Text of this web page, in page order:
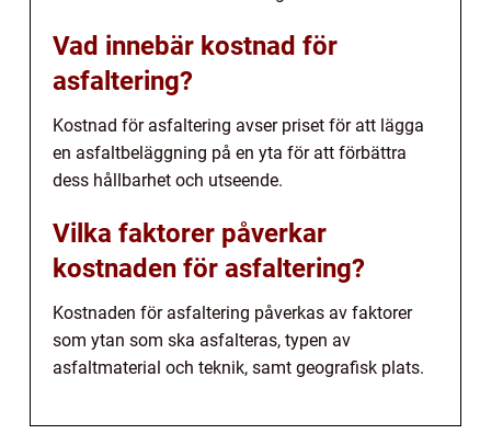
Vad innebär kostnad för
asfaltering?
Kostnad för asfaltering avser priset för att lägga
en asfaltbeläggning på en yta för att förbättra
dess hållbarhet och utseende.
Vilka faktorer påverkar
kostnaden för asfaltering?
Kostnaden för asfaltering påverkas av faktorer
som ytan som ska asfalteras, typen av
asfaltmaterial och teknik, samt geografisk plats.